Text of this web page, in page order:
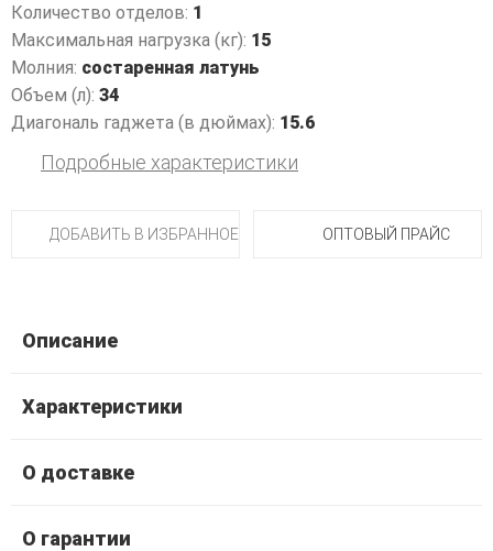
Количество отделов: 1
Максимальная нагрузка (кг): 15
Молния: состаренная латунь
Объем (л): 34
Диагональ гаджета (в дюймах): 15.6
Подробные характеристики
ДОБАВИТЬ В ИЗБРАННОЕ ОПТОВЫЙ ПРАЙС
Описание
Характеристики
О доставке
О гарантии